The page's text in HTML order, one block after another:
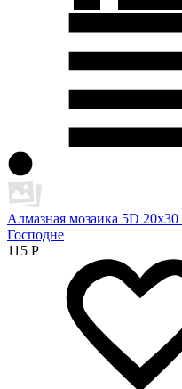
Алмазная мозаика 5D
Господне
115 Р